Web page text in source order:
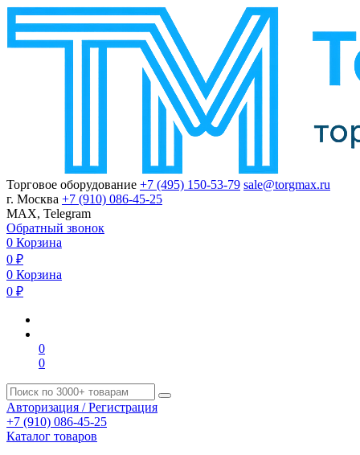
Торговое оборудование +7 (495) 150-53-79 sale@torgmax.ru
г. Москва +7 (910) 086-45-25
MAX, Telegram
Обратный звонок
0 Корзина
0 ₽
0 Корзина
0 ₽
0
0
Авторизация / Регистрация
+7 (910) 086-45-25
Каталог товаров